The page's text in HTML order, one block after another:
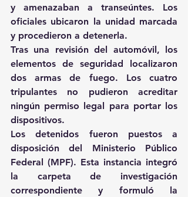
y amenazaban a transeúntes. Los
oficiales ubicaron la unidad marcada
y procedieron a detenerla.
Tras una revisión del automóvil, los
elementos de seguridad localizaron
dos armas de fuego. Los cuatro
tripulantes no pudieron acreditar
ningún permiso legal para portar los
dispositivos.
Los detenidos fueron puestos a
disposición del Ministerio Público
Federal (MPF). Esta instancia integró
la carpeta de investigación
correspondiente y formuló la